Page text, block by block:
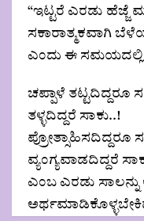
“ಇಟ್ಟರೆ ಎರಡು ಹೆಜ್ಜೆ
ಸಕಾರಾತ್ಮಕವಾಗಿ
ಎಂದು ಈ
ಚಪ್ಪಾಳೆ ತಟ್ಟದಿದ್ದರೂ
ತಳ್ಳದಿದ್ದರೆ ಸಾಕು..!
ಪ್ರೋತ್ಸಾಹಿಸದಿದ್ದರೂ
ವ್ಯಂಗ್ಯವಾಡದಿದ್ದರೆ
ಎಂಬ ಎರಡು